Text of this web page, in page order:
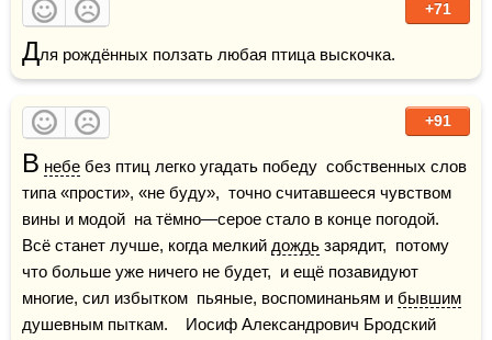
+71
Для рождённых ползать любая птица выскочка.
+91
В небе без птиц легко угадать победу  собственных слов
типа «прости», «не буду»,  точно считавшееся чувством
вины и модой  на тёмно—серое стало в конце погодой.
Всё станет лучше, когда мелкий дождь зарядит,  потому
что больше уже ничего не будет,  и ещё позавидуют
многие, сил избытком  пьяные, воспоминаньям и бывшим
душевным пыткам.    Иосиф Александрович Бродский